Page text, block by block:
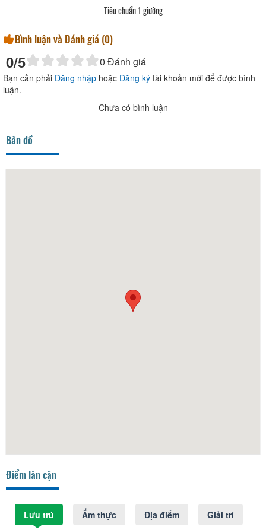
Tiêu chuẩn 1 giường
Bình luận và Đánh giá (0)
0/5 0 Đánh giá
Bạn cần phải Đăng nhập hoặc Đăng ký tài khoản mới để được bình
luận.
Chưa có bình luận
Bản đồ
Điểm lân cận
Lưu trú Ẩm thực Địa điểm Giải trí